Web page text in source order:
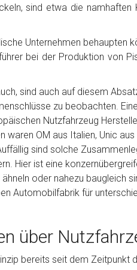
sind etwa die namhaften
Unternehmen behaupten
bei der Produktion von
sind auch auf diesem
zu beobachten.
Nutzfahrzeug
OM aus Italien, Unic aus
sind solche
Hier ist eine
oder nahezu baugleich
Automobilfabrik für
über
bereits seit dem Zeitpunkt